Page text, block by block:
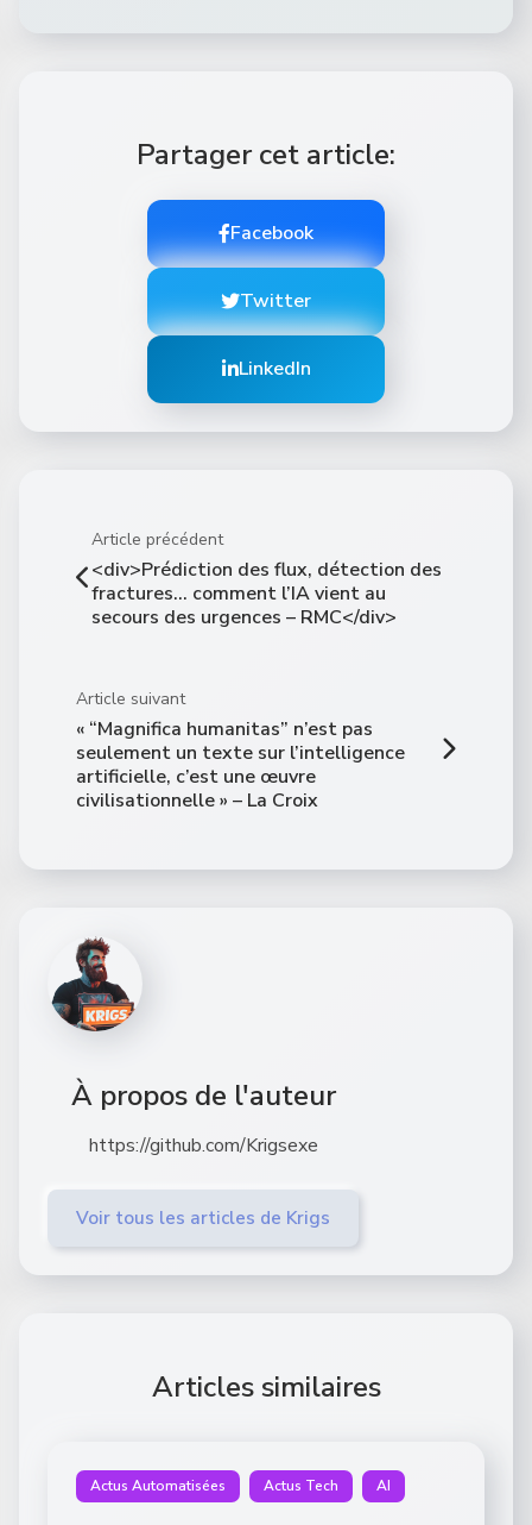
Partager cet article:
Facebook
Twitter
LinkedIn
Article précédent
<div>Prédiction des flux, détection des
fractures… comment l’IA vient au
secours des urgences – RMC</div>
Article suivant
« “Magnifica humanitas” n’est pas
seulement un texte sur l’intelligence
artificielle, c’est une œuvre
civilisationnelle » – La Croix
À propos de l'auteur
https://github.com/Krigsexe
Voir tous les articles de Krigs
Articles similaires
Actus Automatisées Actus Tech AI